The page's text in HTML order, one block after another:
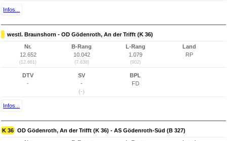
Infos...
westl. Braunshorn - OD Gödenroth, An der Trifft (K 36)
Nr.
12.652
(12.661)
B-Rang
10.042
(7.638)
L-Rang
1.079
(902)
Land
RP
DTV
-
SV
-
(-)
BPL
FD
Infos...
K 36 OD Gödenroth, An der Trifft (K 36) - AS Gödenroth-Süd (B 327)